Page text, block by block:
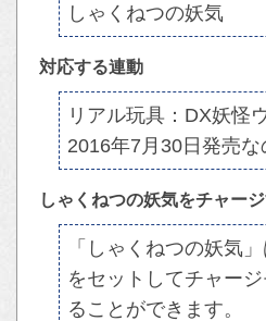
しゃくねつの妖気
対応する連動
リアル玩具：DX妖怪
2016年7月30日発売
しゃくねつの妖気をチャー
「しゃくねつの妖気
をセットしてチャー
ることができます。